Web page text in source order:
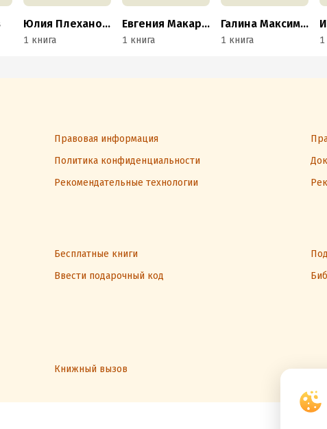
Юлия Плеханова
1 книга
Евгения Макарочкина
1 книга
Галина Максимова
1 книга 1
Правовая информация
Политика конфиденциальности
Рекомендательные технологии
Бесплатные книги
Ввести подарочный код
Книжный вызов